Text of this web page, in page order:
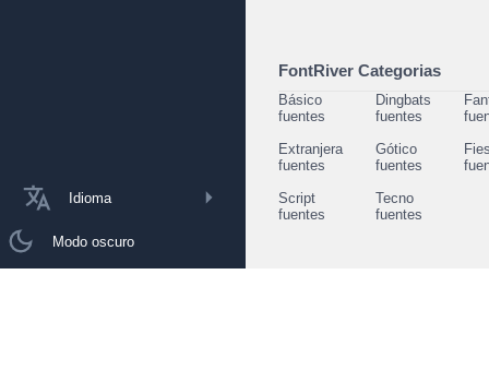
Idioma
Modo oscuro
FontRiver Categorias
Básico
fuentes
Dingbats
fuentes
Extranjera
fuentes
Gótico
fuentes
Script
fuentes
Tecno
fuentes